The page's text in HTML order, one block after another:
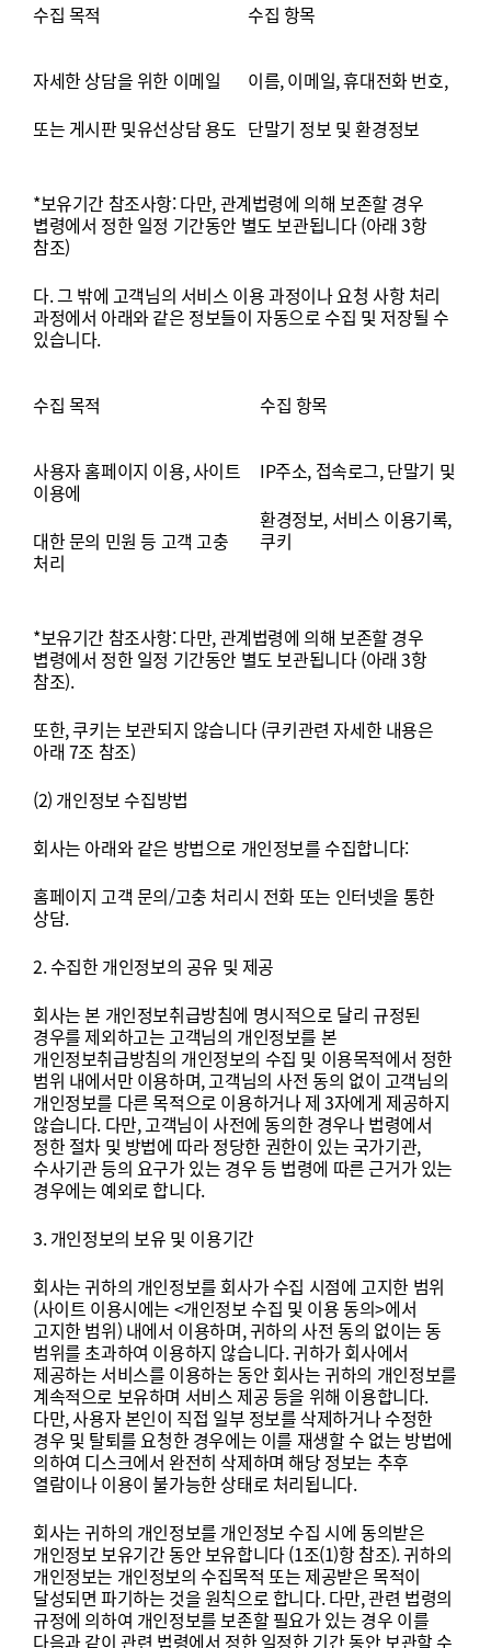
수집 목적 수집 항목
자세한 상담을위한 이메일
또는 게시판 및유선상담용도
이름,이메일,휴대전화번호,
단말기 정보 및 환경정보
*보유기간 참조사항:다만,관계법령에 의해 보존할경우
볍령에서 정한 일정 기간동안 별도보관됩니다(아래 3항
참조)
다.그 밖에 고객님의 서비스 이용과정이나요청 사항 처리
과정에서 아래와같은 정보들이 자동으로수집 및 저장될 수
있습니다.
수집 목적 수집 항목
사용자홈페이지 이용,사이트
이용에
대한문의 민원 등 고객 고충
처리
IP주소, 접속로그,단말기 및
환경정보, 서비스 이용기록,
쿠키
*보유기간 참조사항:다만,관계법령에 의해 보존할경우
볍령에서 정한 일정 기간동안 별도보관됩니다(아래 3항
참조).
또한,쿠키는보관되지 않습니다(쿠키관련 자세한 내용은
아래 7조 참조)
(2) 개인정보수집방법
회사는 아래와같은 방법으로 개인정보를수집합니다:
홈페이지 고객 문의/고충 처리시 전화또는 인터넷을 통한
상담.
2.수집한 개인정보의 공유 및 제공
회사는본 개인정보취급방침에 명시적으로 달리 규정된
경우를제외하고는고객님의 개인정보를 본
개인정보취급방침의 개인정보의 수집 및 이용목적에서 정한
범위 내에서만 이용하며,고객님의 사전 동의 없이 고객님의
개인정보를 다른목적으로 이용하거나제 3자에게 제공하지
않습니다. 다만,고객님이 사전에 동의한 경우나법령에서
정한 절차 및 방법에 따라정당한 권한이 있는국가기관,
수사기관등의 요구가있는 경우등 법령에 따른근거가 있는
경우에는 예외로합니다.
3.개인정보의 보유 및 이용기간
회사는귀하의 개인정보를 회사가수집 시점에 고지한 범위
(사이트 이용시에는 <개인정보수집 및 이용동의>에서
고지한 범위) 내에서 이용하며,귀하의 사전 동의 없이는동
범위를초과하여 이용하지 않습니다.귀하가회사에서
제공하는 서비스를 이용하는동안 회사는귀하의 개인정보를
계속적으로 보유하며 서비스제공등을 위해 이용합니다.
다만,사용자본인이 직접 일부 정보를 삭제하거나수정한
경우 및 탈퇴를요청한 경우에는 이를 재생할수 없는 방법에
의하여 디스크에서 완전히 삭제하며 해당정보는 추후
열람이나이용이 불가능한 상태로 처리됩니다.
회사는귀하의 개인정보를 개인정보수집 시에 동의받은
개인정보보유기간동안보유합니다(1조(1)항 참조).귀하의
개인정보는 개인정보의 수집목적 또는제공받은목적이
달성되면 파기하는 것을원칙으로합니다.다만,관련 법령의
규정에 의하여 개인정보를보존할필요가있는 경우 이를
다음과같이 관련 법령에서 정한 일정한 기간동안 보관할수